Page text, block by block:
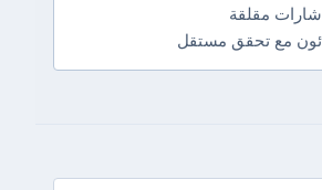
مقلقة
مع تحقق مستقل